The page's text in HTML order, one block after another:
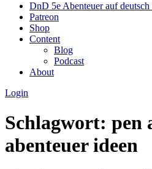
DnD 5e Abenteuer auf
Patreon
Shop
Content
Blog
Podcast
About
Login
Schlagwort: pen
abenteuer ideen